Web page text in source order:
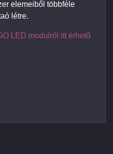
elemeiből többféle
létre.
LED modulról itt érhető